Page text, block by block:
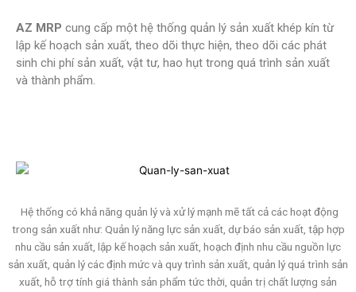
AZ MRP cung cấp một hệ thống quản lý sản xuất khép kín từ
lập kế hoạch sản xuất, theo dõi thực hiện, theo dõi các phát
sinh chi phí sản xuất, vật tư, hao hụt trong quá trình sản xuất
và thành phẩm.
Hệ thống có khả năng quản lý và xử lý mạnh mẽ tất cả các hoạt động
trong sản xuất như: Quản lý năng lực sản xuất, dự báo sản xuất, tập hợp
nhu cầu sản xuất, lập kế hoạch sản xuất, hoạch định nhu cầu nguồn lực
sản xuất, quản lý các định mức và quy trình sản xuất, quản lý quá trình sản
xuất, hỗ trợ tính giá thành sản phẩm tức thời, quản trị chất lượng sản